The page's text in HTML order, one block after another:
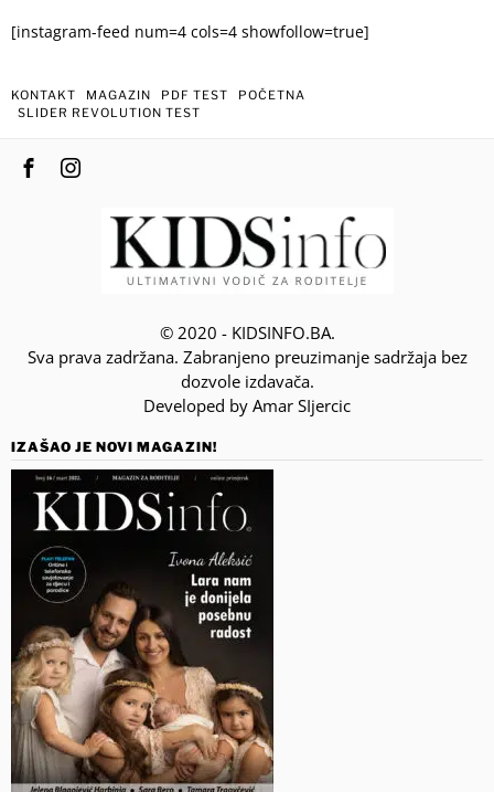
[instagram-feed num=4 cols=4 showfollow=true]
KONTAKT MAGAZIN PDF TEST
POČETNA
SLIDER REVOLUTION TEST
© 2020 - KIDSINFO.BA.
Sva prava zadržana. Zabranjeno preuzimanje sadržaja bez
dozvole izdavača.
Developed by Amar SIjercic
IZAŠAO JE NOVI MAGAZIN!